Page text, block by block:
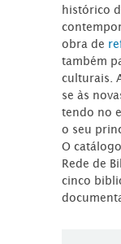
histórico
obra de
também
culturais.
se às
tendo no
o seu
O
Rede de
cinco